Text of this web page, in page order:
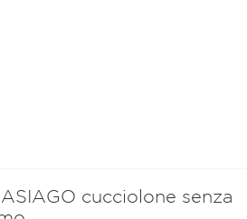
ASIAGO cucciolone senza